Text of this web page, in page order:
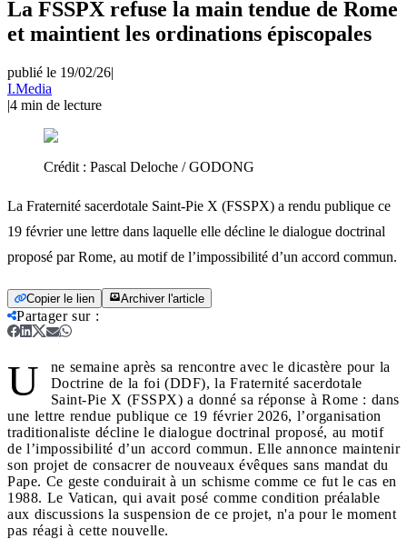
La FSSPX refuse la main tendue de Rome
et maintient les ordinations épiscopales
publié le 19/02/26|
I.Media
|4 min de lecture
Crédit : Pascal Deloche / GODONG
La Fraternité sacerdotale Saint-Pie X (FSSPX) a rendu publique ce
19 février une lettre dans laquelle elle décline le dialogue doctrinal
proposé par Rome, au motif de l’impossibilité d’un accord commun.
Copier le lien Archiver l'article
Partager sur:
U
ne semaine après sa rencontre avec le dicastère pour la
Doctrine de la foi (DDF), la Fraternité sacerdotale
Saint-Pie X (FSSPX) a donné sa réponse à Rome : dans
une lettre rendue publique ce 19 février 2026, l’organisation
traditionaliste décline le dialogue doctrinal proposé, au motif
de l’impossibilité d’un accord commun. Elle annonce maintenir
son projet de consacrer de nouveaux évêques sans mandat du
Pape. Ce geste conduirait à un schisme comme ce fut le cas en
1988. Le Vatican, qui avait posé comme condition préalable
aux discussions la suspension de ce projet, n'a pour le moment
pas réagi à cette nouvelle.